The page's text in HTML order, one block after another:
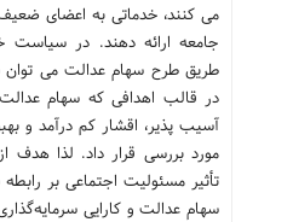
می کنند، خدماتی به اعضای
جامعه ارائه دهند. در
طریق طرح سهام عدالت می
در قالب اهدافی که سهام
آسیب پذیر، اقشار کم درآمد و
مورد بررسی قرار داد. لذا هدف
تأثیر مسئولیت اجتماعی بر
سهام عدالت و کارایی